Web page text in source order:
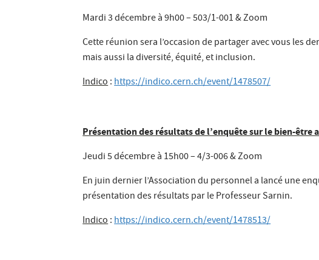
Mardi 3 décembre à 9h00 – 503/1-001 & Zoom
Cette réunion sera l’occasion de partager avec vous les
mais aussi la diversité, équité, et inclusion.
Indico:https://indico.cern.ch/event/1478507/
Présentation des résultats de l’enquête sur le bien-être
Jeudi 5 décembre à 15h00 – 4/3-006 & Zoom
En juin dernier l’Association du personnel a lancé une
présentation des résultats par le Professeur Sarnin.
Indico:https://indico.cern.ch/event/1478513/